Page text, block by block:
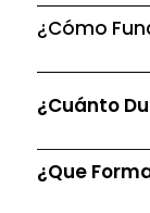
¿Cómo
¿Cuánto
¿Que